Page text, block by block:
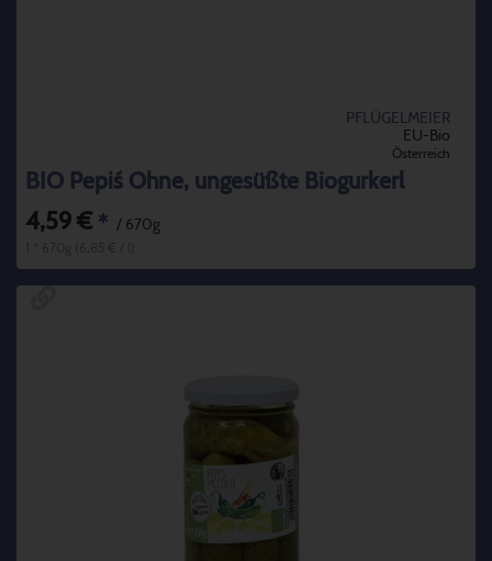
PFLÜGELMEIER
EU-Bio
Österreich
BIO Pepi´s Ohne, ungesüßte Biogurkerl
4,59 € * / 670g